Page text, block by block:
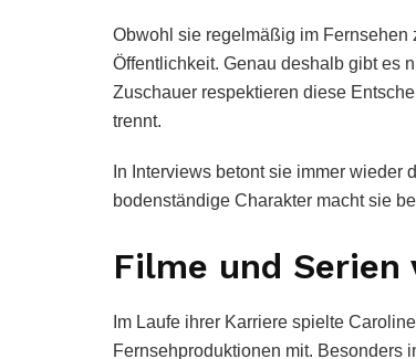
Obwohl sie regelmäßig im Fernsehen
Öffentlichkeit. Genau deshalb gibt es
Zuschauer respektieren diese
trennt.
In Interviews betont sie immer
bodenständige Charakter macht sie
Filme und Serien
Im Laufe ihrer Karriere spielte
Fernsehproduktionen mit. Besonders